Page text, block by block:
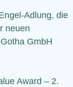
Adlung, die
neuen
GmbH
Award – 2.